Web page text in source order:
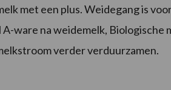
met een plus. Weidegang is
ware na weidemelk, Biologische
verder verduurzamen.